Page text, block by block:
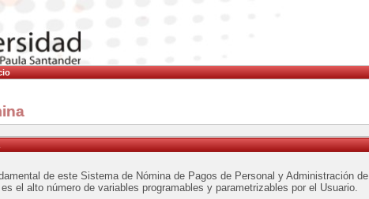
de este Sistema de Nómina de Pagos de Personal y Administración de
el alto número de variables programables y parametrizables por el Usuario.